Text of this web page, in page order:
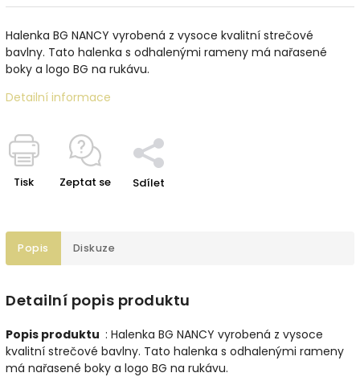
Halenka BG NANCY vyrobená z vysoce kvalitní strečové
bavlny. Tato halenka s odhalenými rameny má nařasené
boky a logo BG na rukávu.
Detailní informace
Tisk Zeptat se Sdílet
Popis Diskuze
Detailní popis produktu
Popis produktu : Halenka BG NANCY vyrobená z vysoce
kvalitní strečové bavlny. Tato halenka s odhalenými rameny
má nařasené boky a logo BG na rukávu.